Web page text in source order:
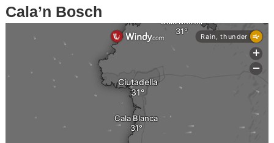
Cala’n Bosch